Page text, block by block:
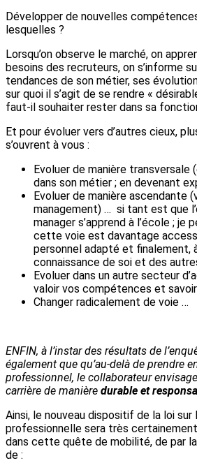
Développer de nouvelles
lesquelles ?
Lorsqu’on observe le marché, on
besoins des recruteurs, on s’informe
tendances de son métier, ses
sur quoi il s’agit de se rendre «
faut-il souhaiter rester dans sa
Et pour évoluer vers d’autres cieux,
s’ouvrent à vous :
Evoluer de manière
dans son métier ; en devenant
Evoluer de manière ascendante
management) … si tant est que
manager s’apprend à l’école ; je
cette voie est davantage
personnel adapté et finalement,
connaissance de soi et des
Evoluer dans un autre secteur
valoir vos compétences et
Changer radicalement de voie …
ENFIN, à l’instar des résultats de
également que qu’au-delà de prendre
professionnel, le collaborateur
carrière de manière durable et
Ainsi, le nouveau dispositif de la loi
professionnelle sera très
dans cette quête de mobilité, de par
de :